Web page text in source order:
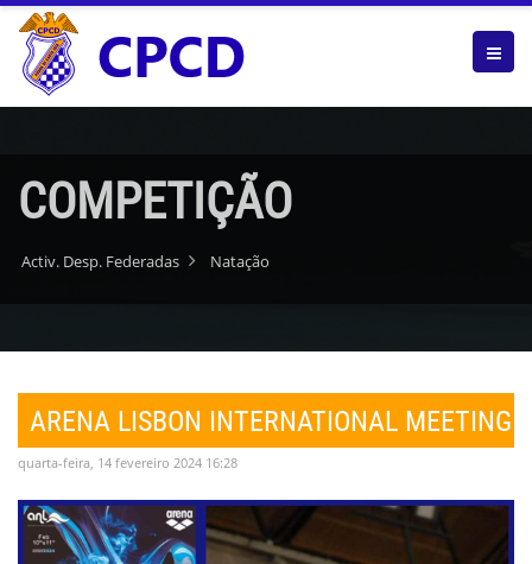
COMPETIÇÃO
Activ. Desp. Federadas Natação
ARENA LISBON INTERNATIONAL MEETING
quarta-feira, 14 fevereiro 2024 16:28